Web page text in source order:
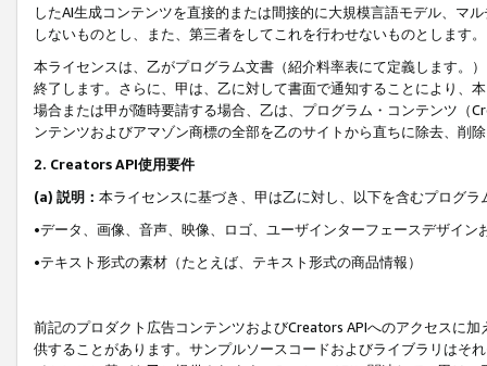
したAI生成コンテンツを直接的または間接的に大規模言語モデル、マ
しないものとし、また、第三者をしてこれを行わせないものとします。
本ライセンスは、乙がプログラム文書（紹介料率表にて定義します。
終了します。さらに、甲は、乙に対して書面で通知することにより、
場合または甲が随時要請する場合、乙は、プログラム・コンテンツ（
ンテンツおよびアマゾン商標の全部を乙のサイトから直ちに除去、削
2. Creators API使用要件
(a) 説明： 本ライセンスに基づき、甲は乙に対し、以下を含むプログ
•データ、画像、音声、映像、ロゴ、ユーザインターフェースデザイ
•テキスト形式の素材（たとえば、テキスト形式の商品情報）
前記のプロダクト広告コンテンツおよびCreators APIへのアクセスに
供することがあります。サンプルソースコードおよびライブラリはそ